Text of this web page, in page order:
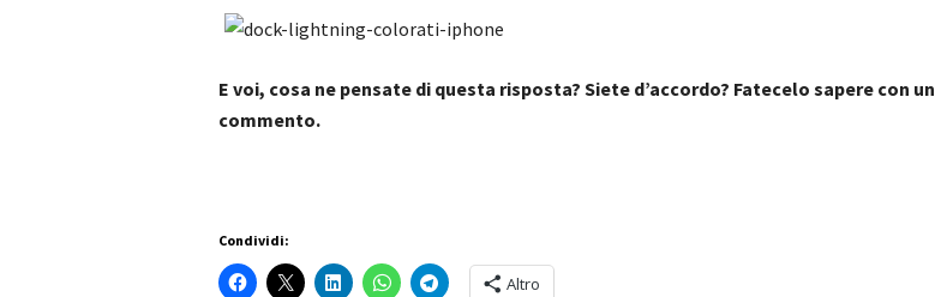
E voi, cosa ne pensate di questa risposta? Siete d’accordo? Fatecelo sapere con un
commento.
Condividi:
Altro